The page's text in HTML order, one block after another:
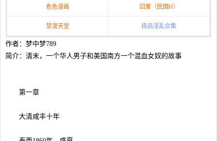
色色漫画 囚爱（民国H）
禁漫天堂 极品淫乱合集
作者：梦中梦789
简介：清末，一个华人男子和美国南方一个混血女奴的故事
第一章
大清咸丰十年